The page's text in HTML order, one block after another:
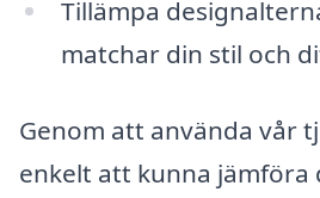
Tillämpa
matchar din stil och
Genom att använda vår
enkelt att kunna jämföra